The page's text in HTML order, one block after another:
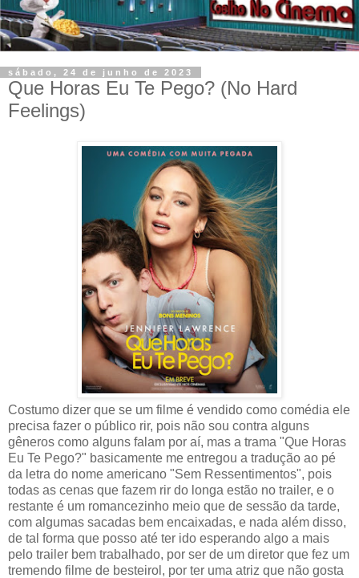
sábado, 24 de junho de 2023
Que Horas Eu Te Pego? (No Hard
Feelings)
Costumo dizer que se um filme é vendido como comédia ele
precisa fazer o público rir, pois não sou contra alguns
gêneros como alguns falam por aí, mas a trama "Que Horas
Eu Te Pego?" basicamente me entregou a tradução ao pé
da letra do nome americano "Sem Ressentimentos", pois
todas as cenas que fazem rir do longa estão no trailer, e o
restante é um romancezinho meio que de sessão da tarde,
com algumas sacadas bem encaixadas, e nada além disso,
de tal forma que posso até ter ido esperando algo a mais
pelo trailer bem trabalhado, por ser de um diretor que fez um
tremendo filme de besteirol, por ter uma atriz que não gosta